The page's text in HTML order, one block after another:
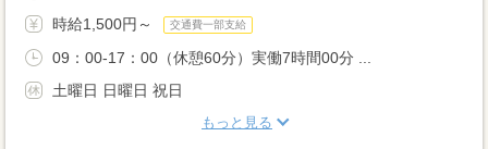
時給1,500円～ 交通費一部支給
09：00-17：00（休憩60分）実働7時間00分 ...
土曜日 日曜日 祝日
もっと見る